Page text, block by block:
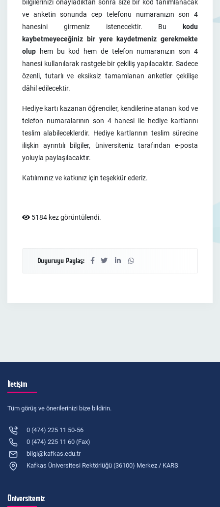
bilgilerinizi onayladıktan sonra size bir kod tanımlanacak
ve anketin sonunda cep telefonu numaranızın son 4
hanesini girmeniz istenecektir. Bu
kodu
kaybetmeyeceğiniz bir yere kaydetmeniz gerekmekte
olup hem bu kod hem de telefon numaranızın son 4
hanesi kullanılarak rastgele bir çekiliş yapılacaktır. Sadece
özenli, tutarlıve eksiksiz tamamlanan anketler çekilişe
dâhil edilecektir.
Hediye kartı kazanan öğrenciler, kendilerine atanan kod ve
telefon numaralarının son 4 hanesi ile hediye kartlarını
teslim alabileceklerdir. Hediye kartlarının teslim sürecine
ilişkin ayrıntılı bilgiler, üniversiteniz tarafından e-posta
yoluyla paylaşılacaktır.
Katılımınız ve katkınız için teşekkür ederiz.
5184 kez görüntülendi.
Duyuruyu Paylaş:
İletişim
Tüm görüş ve önerilerinizi bize bildirin.
0 (474) 225 11 50-56
0 (474) 225 11 60 (Fax)
bilgi@kafkas.edu.tr
Kafkas Üniversitesi Rektörlüğü (36100) Merkez / KARS
Üniversitemiz